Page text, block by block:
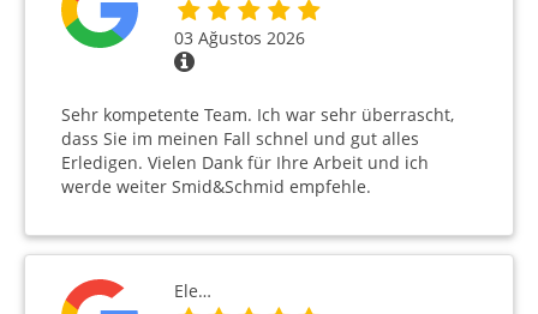
03 Ağustos 2026
Sehr kompetente Team. Ich war sehr überrascht,
dass Sie im meinen Fall schnel und gut alles
Erledigen. Vielen Dank für Ihre Arbeit und ich
werde weiter Smid&Schmid empfehle.
Ele…